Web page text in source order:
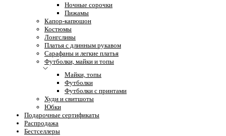
Ночные сорочки
Пижамы
Капор-капюшон
Костюмы
Лонгсливы
Платья с длинным рукавом
Сарафаны и легкие платья
Футболки, майки и топы
Майки, топы
Футболки
Футболки с принтами
Худи и свитшоты
Юбки
Подарочные сертификаты
Распродажа
Бестселлеры